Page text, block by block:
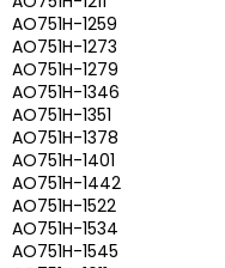
AO751H-1259
AO751H-1273
AO751H-1279
AO751H-1346
AO751H-1351
AO751H-1378
AO751H-1401
AO751H-1442
AO751H-1522
AO751H-1534
AO751H-1545